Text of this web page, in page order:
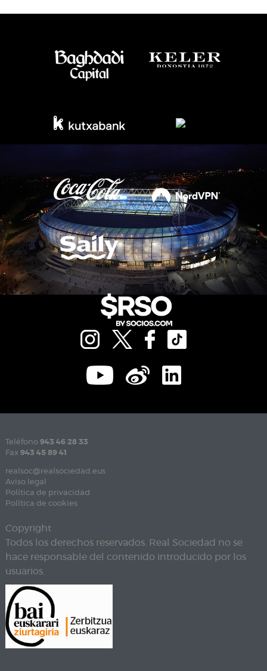
Teléfono 943 46 28 33
Fax 943 45 89 41
realsoc@realsociedad.eus
Aviso legal
Política de privacidad
Política de cookies
Copyright
Todos los derechos reservados. Real Sociedad no se
hace responsable del contenido introducido por los
usuarios.